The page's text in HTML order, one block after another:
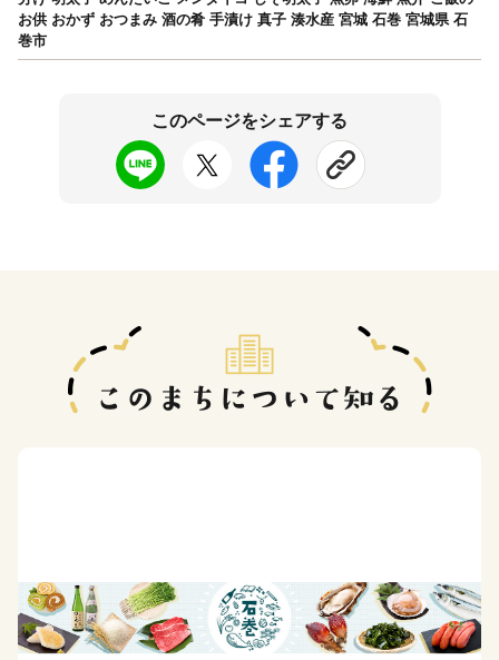
お供 おかず おつまみ 酒の肴 手漬け 真子 湊水産 宮城 石巻 宮城県 石
巻市
このページをシェアする